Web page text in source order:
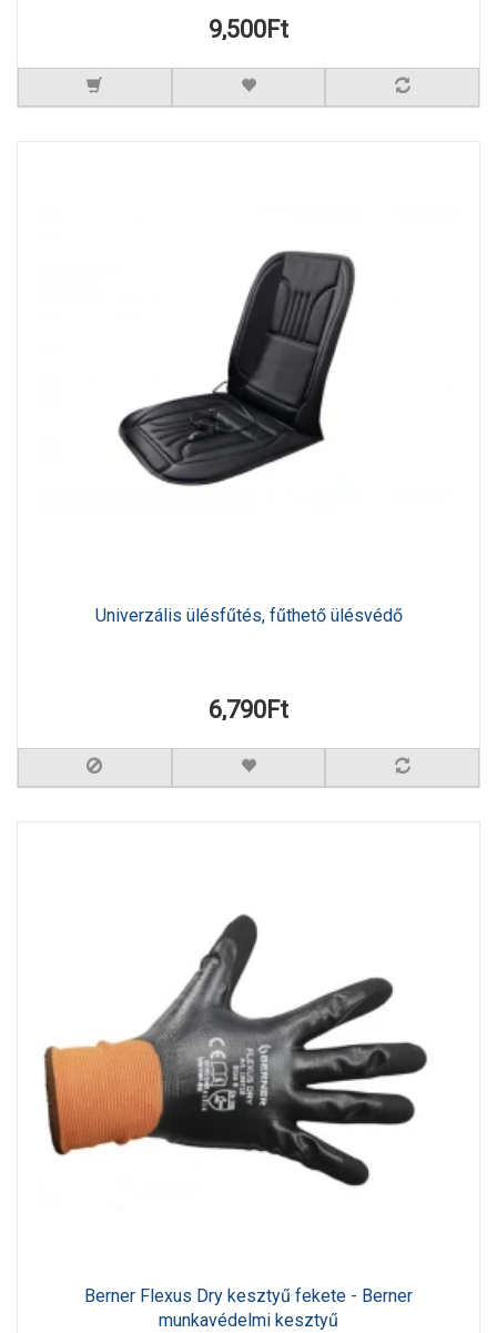
9,500Ft
Univerzális ülésfűtés, fűthető ülésvédő
6,790Ft
Berner Flexus Dry kesztyű fekete - Berner
munkavédelmi kesztyű